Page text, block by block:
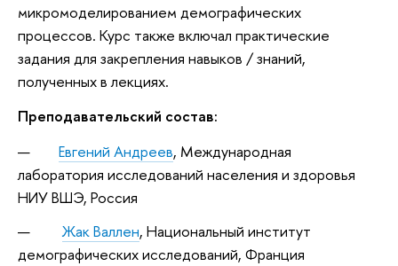
микромоделированием демографических
процессов. Курс также включал практические
задания для закрепления навыков / знаний,
полученных в лекциях.
Преподавательский состав:
Евгений Андреев, Международная
лаборатория исследований населения и здоровья
НИУ ВШЭ, Россия
ЖакВаллен, Национальный институт
демографических исследований, Франция